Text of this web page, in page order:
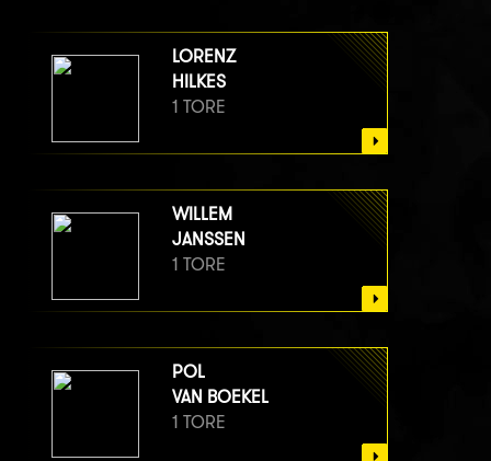
LORENZ
HILKES
1 TORE
WILLEM
JANSSEN
1 TORE
POL
VAN BOEKEL
1 TORE